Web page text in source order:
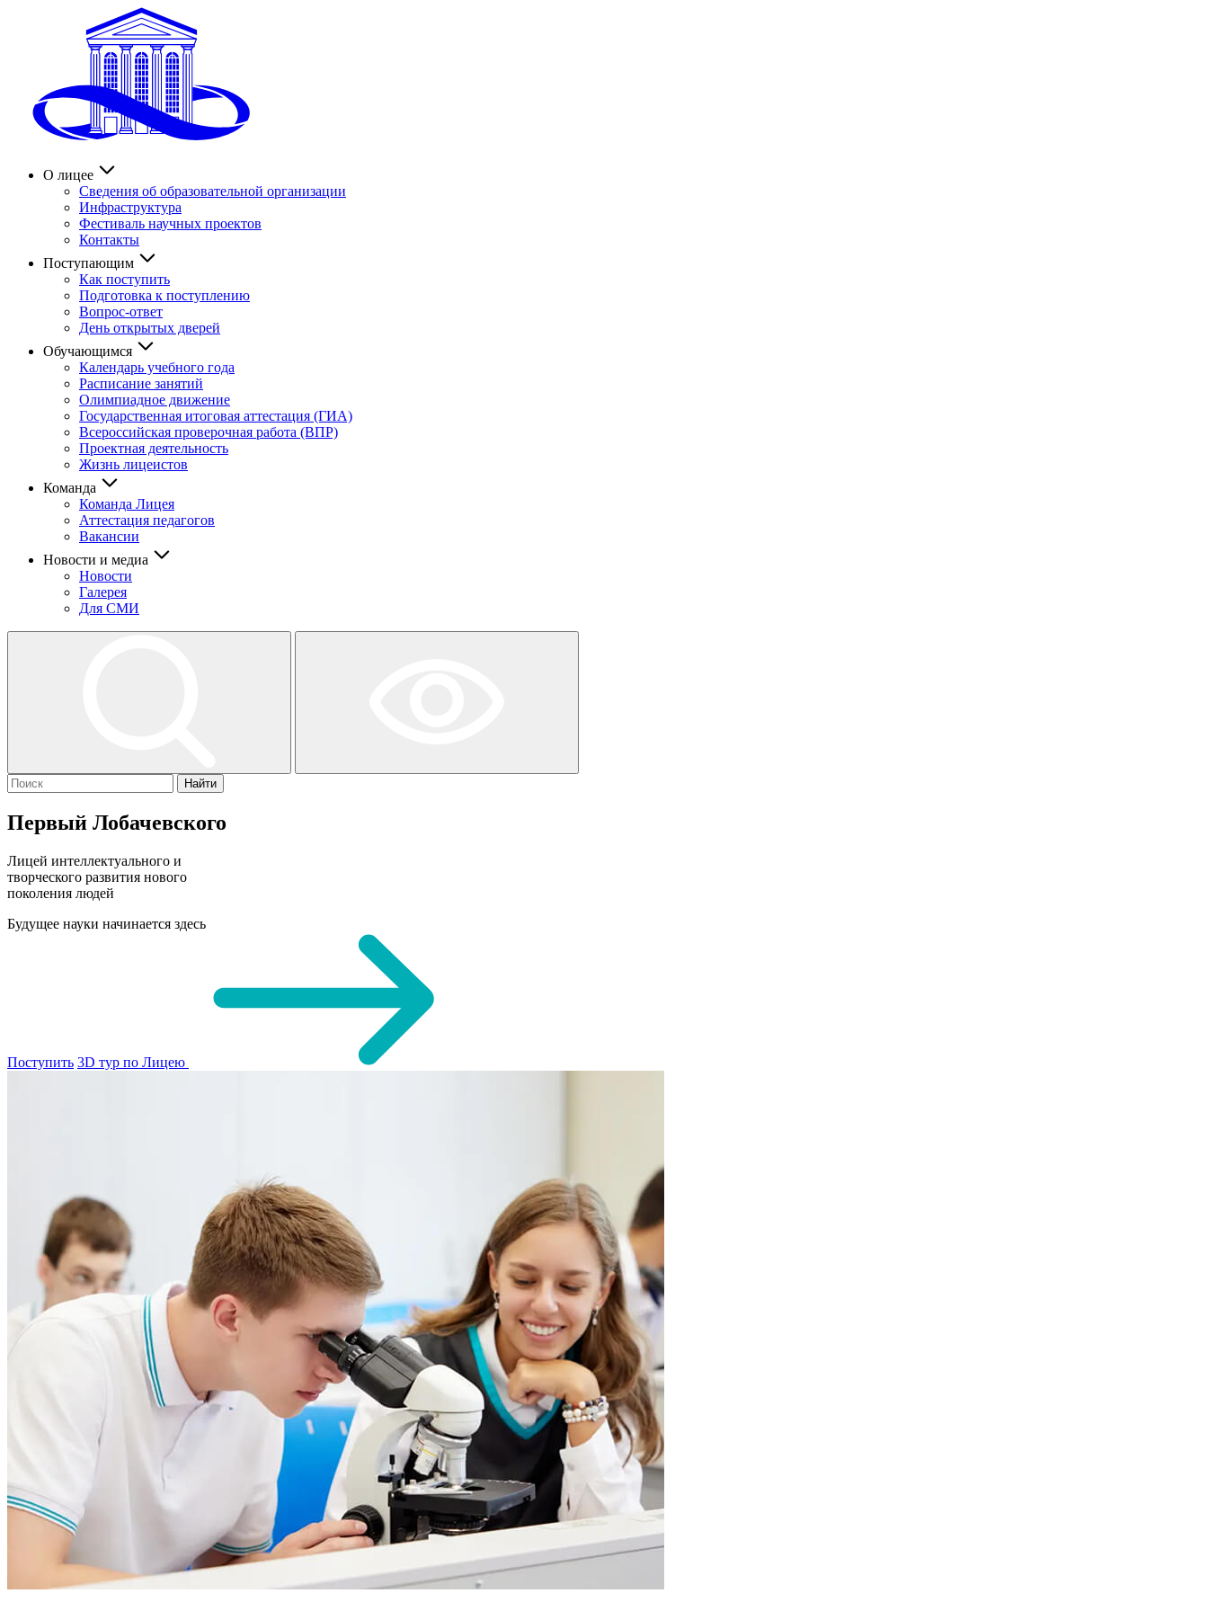
О лицее
Сведения об образовательной организации
Инфраструктура
Фестиваль научных проектов
Контакты
Поступающим
Как поступить
Подготовка к поступлению
Вопрос-ответ
День открытых дверей
Обучающимся
Календарь учебного года
Расписание занятий
Олимпиадное движение
Государственная итоговая аттестация (ГИА)
Всероссийская проверочная работа (ВПР)
Проектная деятельность
Жизнь лицеистов
Команда
Команда Лицея
Аттестация педагогов
Вакансии
Новости и медиа
Новости
Галерея
Для СМИ
Найти
Первый Лобачевского
Лицей интеллектуального и
творческого развития нового
поколения людей
Будущее науки начинается здесь
Поступить 3D тур по Лицею